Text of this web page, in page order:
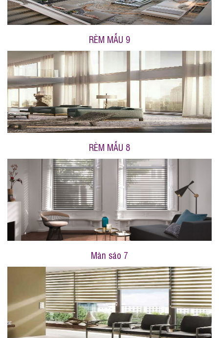
RÈM MẪU 9
RÈM MẪU 8
Màn sáo 7